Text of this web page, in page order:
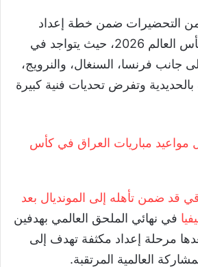
من التحضيرات ضمن خطة إعداد
المنتخب العراقي لكأس العالم 2026، حيث يتواجد في
جانب فرنسا، السنغال، والنرويج،
وتفرض تحديات فنية كبيرة
مواعيد مباريات العراق في كأس
قد ضمن تأهله إلى المونديال بعد
في نهائي الملحق العالمي بهدفين
مرحلة إعداد مكثفة تهدف إلى
العالمية المرتقبة.